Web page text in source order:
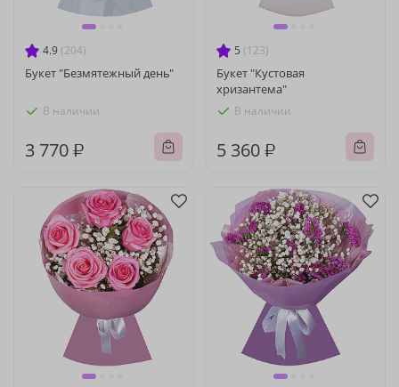
4.9 (204)
Букет "Безмятежный день"
В наличии
3 770 ₽
5 (123)
Букет "Кустовая
хризантема"
В наличии
5 360 ₽